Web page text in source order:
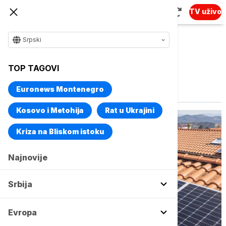
TV uživo
Srpski
TOP TAGOVI
Euronews Montenegro
Kosovo i Metohija Rat u Ukrajini
Kriza na Bliskom istoku
Najnovije
Srbija
Evropa
Vise o temi
Solarni paneli